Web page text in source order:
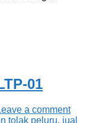
01
a comment